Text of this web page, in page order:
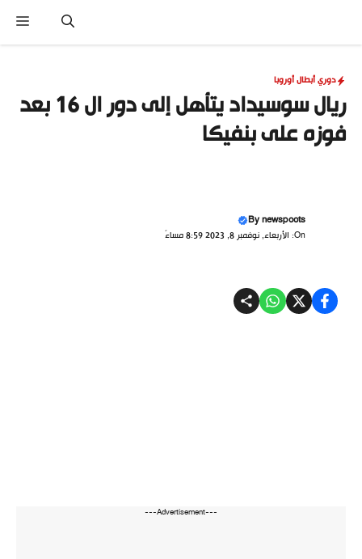
المحتوى
دوري أبطال أوروبا
ريال سوسيداد يتأهل إلى دور ال 16 بعد
فوزه على بنفيكا
Bynewspoots
On: الأربعاء, نوفمبر 8, 2023 8:59 مساءً
---Advertisement---